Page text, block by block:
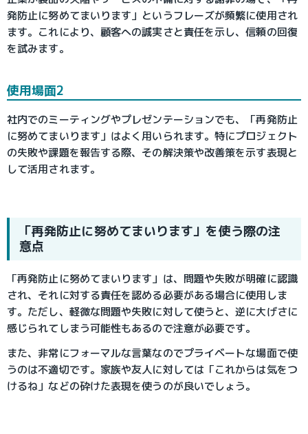
発防止に努めてまいります」というフレーズが頻繁に使用され
ます。これにより、顧客への誠実さと責任を示し、信頼の回復
を試みます。
使用場面2
社内でのミーティングやプレゼンテーションでも、「再発防止
に努めてまいります」はよく用いられます。特にプロジェクト
の失敗や課題を報告する際、その解決策や改善策を示す表現と
して活用されます。
「再発防止に努めてまいります」を使う際の注
意点
「再発防止に努めてまいります」は、問題や失敗が明確に認識
され、それに対する責任を認める必要がある場合に使用しま
す。ただし、軽微な問題や失敗に対して使うと、逆に大げさに
感じられてしまう可能性もあるので注意が必要です。
また、非常にフォーマルな言葉なのでプライベートな場面で使
うのは不適切です。家族や友人に対しては「これからは気をつ
けるね」などの砕けた表現を使うのが良いでしょう。